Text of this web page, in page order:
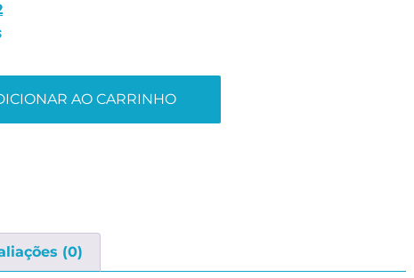
AO CARRINHO
(0)